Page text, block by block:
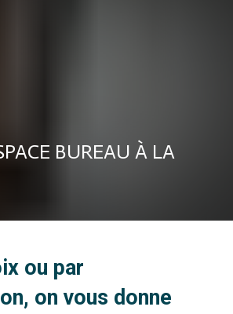
BUREAU À LA
ou par
on vous donne